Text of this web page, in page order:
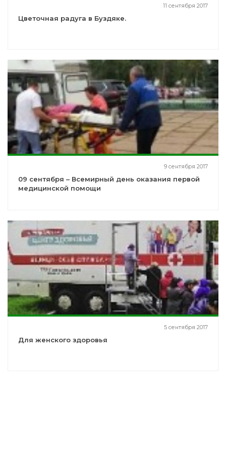
11 сентября 2017
Цветочная радуга в Буздяке.
9 сентября 2017
09 сентября – Всемирный день оказания первой
медицинской помощи
5 сентября 2017
Для женского здоровья